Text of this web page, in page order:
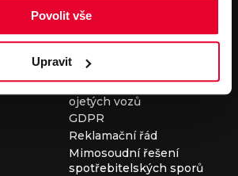
Povolit vše
Upravit
vozidel
Všeobecné obchodní
podmínky pro provádění
servisních prací
Všeobecné obchodní
podmínky při nákupu
ojetých vozů
GDPR
Reklamační řád
Mimosoudní řešení
spotřebitelských sporů